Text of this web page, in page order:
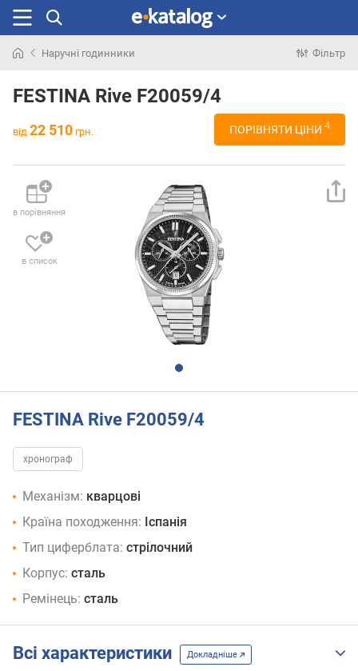
раніше
Наручні годинники Фільтр
FESTINA Rive F20059/4
від 22 510 грн. ПОРІВНЯТИ ЦІНИ 4
в порівняння
в список
FESTINA Rive F20059/4
хронограф
Механізм: кварцові
Країна походження: Іспанія
Тип циферблата: стрілочний
Корпус: сталь
Ремінець: сталь
Всі характеристики Докладніше